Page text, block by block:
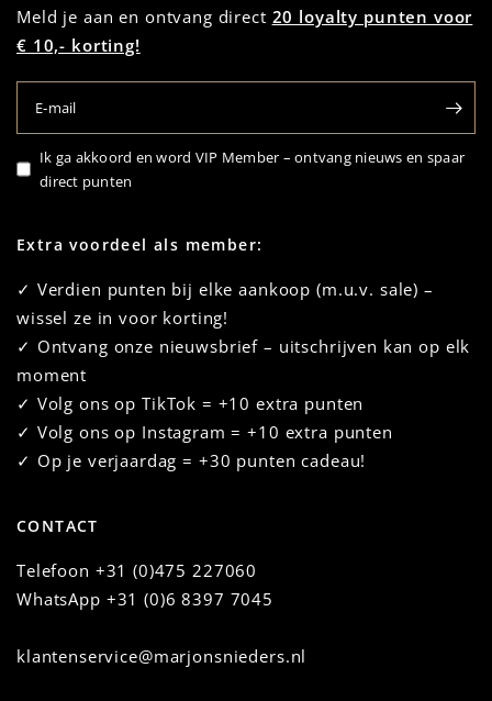
Meld je aan en ontvang direct 20 loyalty punten voor
€ 10,- korting!
E‑mail
Ik ga akkoord en word VIP Member – ontvang nieuws en spaar
direct punten
Extra voordeel als member:
✓ Verdien punten bij elke aankoop (m.u.v. sale) –
wissel ze in voor korting!
✓ Ontvang onze nieuwsbrief – uitschrijven kan op elk
moment
✓ Volg ons op TikTok = +10 extra punten
✓ Volg ons op Instagram = +10 extra punten
✓ Op je verjaardag = +30 punten cadeau!
CONTACT
Telefoon +31 (0)475 227060
WhatsApp +31 (0)6 8397 7045
klantenservice@marjonsnieders.nl